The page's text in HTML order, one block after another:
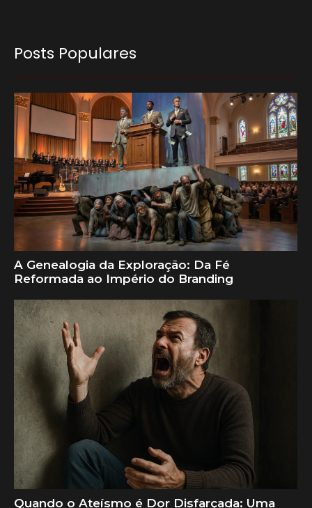
Posts Populares
A Genealogia da Exploração: Da Fé
Reformada ao Império do Branding
Quando o Ateísmo é Dor Disfarçada: Uma